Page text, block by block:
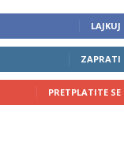
LAJKUJ
ZAPRATI
PRETPLATITE SE